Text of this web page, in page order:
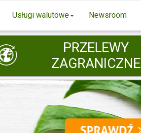
Usługi walutowe Newsroom
PRZELEWY
ZAGRANICZNE